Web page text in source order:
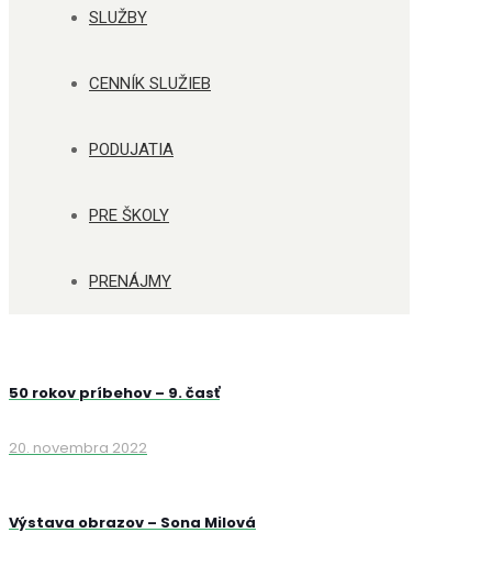
SLUŽBY
CENNÍK SLUŽIEB
PODUJATIA
PRE ŠKOLY
PRENÁJMY
50 rokov príbehov – 9. časť
20. novembra 2022
Výstava obrazov – Sona Milová